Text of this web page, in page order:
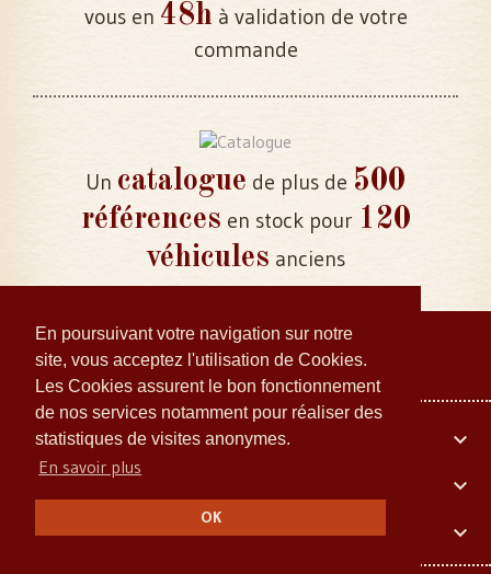
En poursuivant votre navigation sur notre
site, vous acceptez l'utilisation de Cookies.
Les Cookies assurent le bon fonctionnement
de nos services notamment pour réaliser des
statistiques de visites anonymes.
En savoir plus
OK
vous en 48h à validation de votre
commande
Un catalogue de plus de 500
références en stock pour 120
véhicules anciens
Votre compte

Embiellage Collector

Informations Légales
